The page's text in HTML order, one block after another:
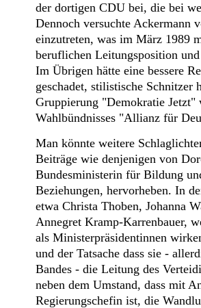
der dortigen CDU bei, die bei
Dennoch versuchte Ackermann
einzutreten, was im März 1989
beruflichen Leitungsposition
Im Übrigen hätte eine bessere
geschadet, stilistische Schnitzer
Gruppierung "Demokratie Jetzt"
Wahlbündnisses "Allianz für
Man könnte weitere
Beiträge wie denjenigen von
Bundesministerin für Bildung
Beziehungen, hervorheben. In
etwa Christa Thoben, Johanna
Annegret Kramp-Karrenbauer,
als Ministerpräsidentinnen
und der Tatsache dass sie -
Bandes - die Leitung des
neben dem Umstand, dass mit
Regierungschefin ist, die